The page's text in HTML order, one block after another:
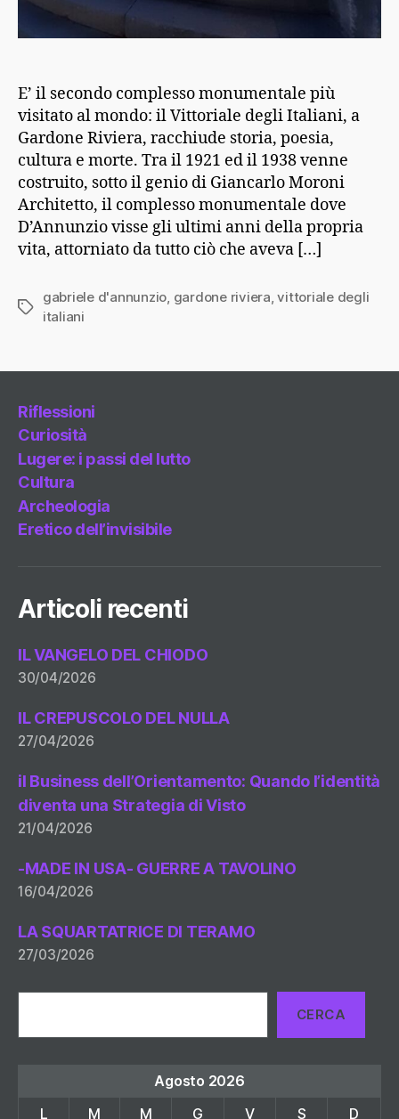
E’ il secondo complesso monumentale più
visitato al mondo: il Vittoriale degli Italiani, a
Gardone Riviera, racchiude storia, poesia,
cultura e morte. Tra il 1921 ed il 1938 venne
costruito, sotto il genio di Giancarlo Moroni
Architetto, il complesso monumentale dove
D’Annunzio visse gli ultimi anni della propria
vita, attorniato da tutto ciò che aveva […]
Tag
gabriele d'annunzio, gardone riviera,vittoriale degli
italiani
Riflessioni
Curiosità
Lugere: i passi del lutto
Cultura
Archeologia
Eretico dell’invisibile
Articoli recenti
IL VANGELO DEL CHIODO
30/04/2026
IL CREPUSCOLO DEL NULLA
27/04/2026
il Business dell’Orientamento: Quando l’identità
diventa una Strategia di Visto
21/04/2026
-MADE IN USA- GUERRE A TAVOLINO
16/04/2026
LA SQUARTATRICE DI TERAMO
27/03/2026
CERCA
Agosto 2026
L
M M G V S D